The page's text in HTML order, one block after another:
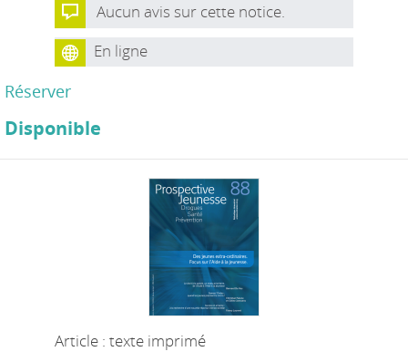
Aucun avis sur cette notice.
En ligne
Réserver
Disponible
Article : texte imprimé